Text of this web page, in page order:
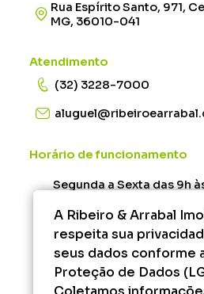
Rua Espírito Santo, 971,
MG, 36010-041
Atendimento
(32) 3228-7000
Horário de funcionamento
Segunda a Sexta das 9h
Administrativo/Financeiro
das 9h às 17h.
Fora desse horário,
A Ribeiro & Arrabal
respeita sua
seus dados conforme
Proteção de Dados